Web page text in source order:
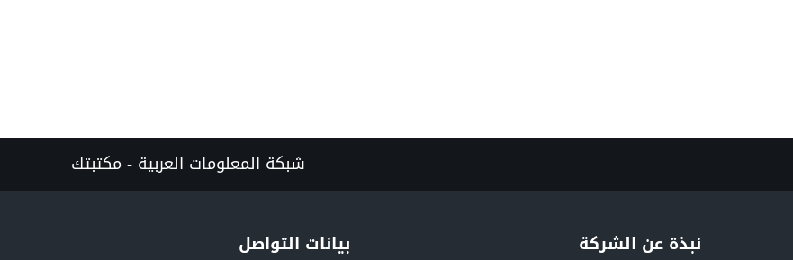
شبكة المعلومات العربية - مكتبتك
نبذة عن الشركة بيانات التواصل